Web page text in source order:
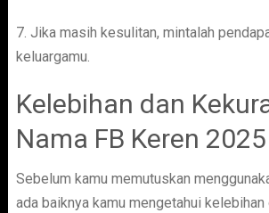
7. Jika masih kesulitan, mintalah
keluargamu.
Kelebihan dan
Nama FB Keren 2025
Sebelum kamu memutuskan
ada baiknya kamu mengetahui kelebihan